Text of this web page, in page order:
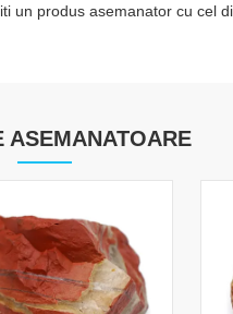
un produs asemanator cu cel
ASEMANATOARE